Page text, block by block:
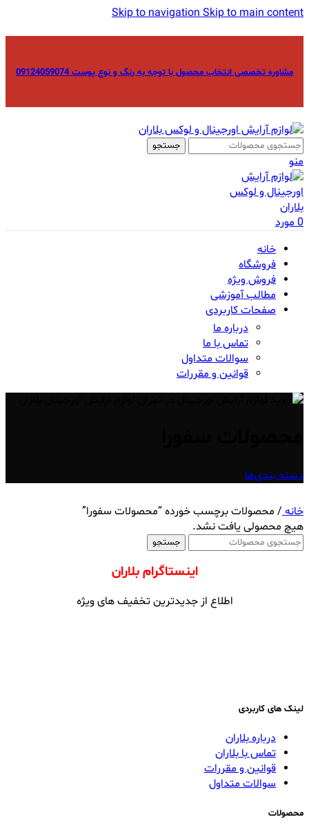
Skip to navigationSkip to main content
مشاوره تخصصی انتخاب محصول با توجه به رنگ و نوع پوست 09124059074
جستجو
منو
0مورد
خانه
فروشگاه
فروش ویژه
مطالب آموزشی
صفحات کاربردی
درباره ما
تماس با ما
سوالات متداول
قوانین و مقررات
دسته بندی‌ها
خانه/ محصولات برچسب خورده “محصولات سفورا”
هیچ محصولی یافت نشد.
جستجو
اینستاگرام بلاران
اطلاع از جدیدترین تخفیف های ویژه
لینک های کاربردی
درباره بلاران
تماس با بلاران
قوانین و مقررات
سوالات متداول
محصولات